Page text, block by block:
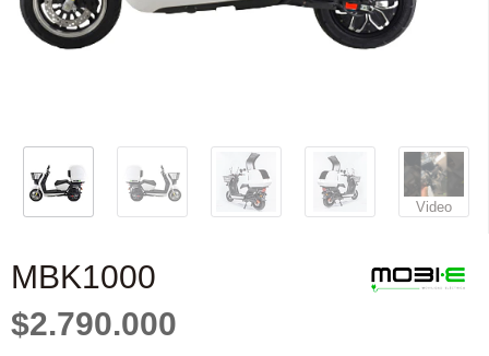
Video
MBK1000
$2.790.000